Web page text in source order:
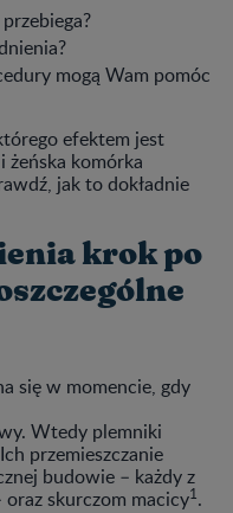
mogą Wam pomóc
efektem jest
żeńska komórka
jak to dokładnie
krok po
się w momencie, gdy
Wtedy plemniki
przemieszczanie
budowie – każdy z
skurczom macicy1.